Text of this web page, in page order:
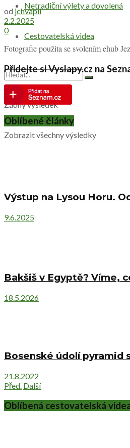
Netradiční výlety a dovolená
Cestovatelská videa
Žádný výsledek
Zobrazit všechny výsledky
od jchvapil
2.2.2025
0
Fotografie použita se svolením ehub
Přidejte si Vyslapy.cz na
Oblíbené články
Výstup na Lysou Horu.
9.6.2025
Bakšiš v Egyptě? Víme,
18.5.2026
Bosenské údolí pyramid
21.8.2022
Před. Další
Oblíbená cestovatelská